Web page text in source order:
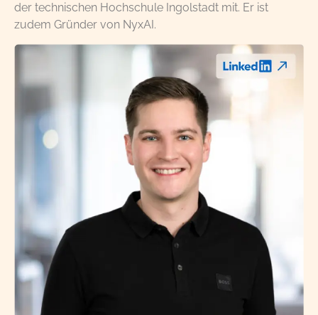
der technischen Hochschule Ingolstadt mit. Er ist
zudem Gründer von NyxAI.